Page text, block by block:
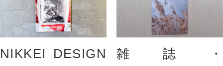
NIKKEI DESIGN
雑誌・